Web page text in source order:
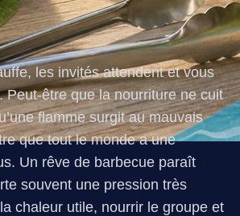
les invités attendent et vous
Peut-être que la nourriture ne cuit
flamme surgit au mauvais
que tout le monde a une
Un rêve de barbecue paraît
souvent une pression très
chaleur utile, nourrir le groupe et